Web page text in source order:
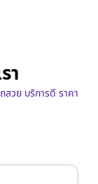
า
วย บริการดี ราคา